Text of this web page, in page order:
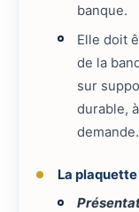
banque.
Elle doit
de la
sur
durable,
demande.
La